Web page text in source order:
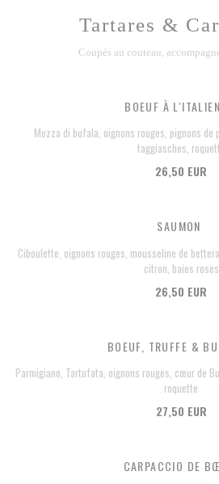
Tartares &
Coupés au couteau,
BOEUF À
Mozza di bufala, oignons rouges, pignons
taggiasches,
26,50 EUR
SAUMON
Ciboulette, oignons rouges, mousseline de
citron, baies roses
26,50 EUR
BOEUF, TRUFFE &
Parmigiano, Tartufata, oignons rouges, cœur de
roquette
27,50 EUR
CARPACCIO DE